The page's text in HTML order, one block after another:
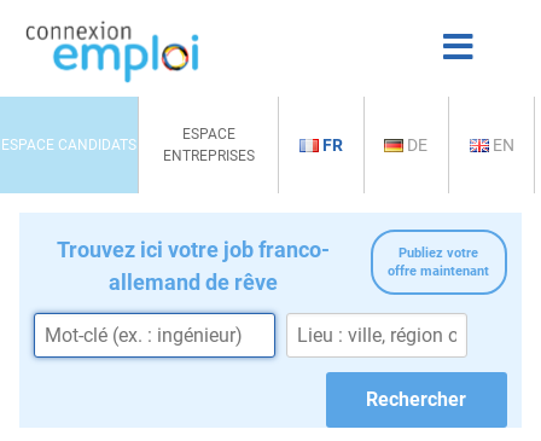
ESPACE CANDIDATS
ESPACE
ENTREPRISES
FR DE EN
Publiez votre
offre maintenant
Trouvez ici votre job franco-
allemand de rêve